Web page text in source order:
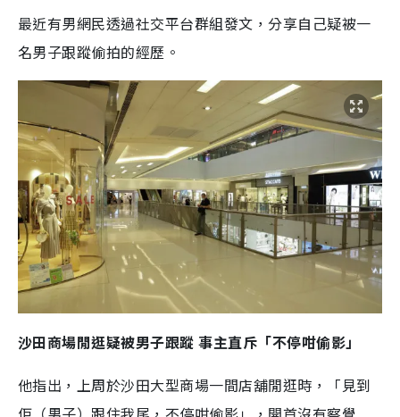
最近有男網民透過社交平台群組發文，分享自己疑被一
名男子跟蹤偷拍的經歷。
沙田商場閒逛疑被男子跟蹤 事主直斥「不停咁偷影」
他指出，上周於沙田大型商場一間店舖閒逛時，「見到